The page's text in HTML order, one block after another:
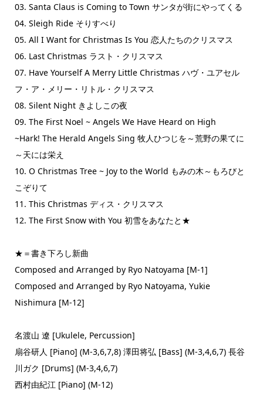
03. Santa Claus is Coming to Town サンタが街にやってくる
04. Sleigh Ride そりすべり
05. All I Want for Christmas Is You 恋人たちのクリスマス
06. Last Christmas ラスト・クリスマス
07. Have Yourself A Merry Little Christmas ハヴ・ユアセル
フ・ア・メリー・リトル・クリスマス
08. Silent Night きよしこの夜
09. The First Noel ~ Angels We Have Heard on High
~Hark! The Herald Angels Sing 牧人ひつじを～荒野の果てに
～天には栄え
10. O Christmas Tree ~ Joy to the World もみの木～もろびと
こぞりて
11. This Christmas ディス・クリスマス
12. The First Snow with You 初雪をあなたと★
★＝書き下ろし新曲
Composed and Arranged by Ryo Natoyama [M-1]
Composed and Arranged by Ryo Natoyama, Yukie
Nishimura [M-12]
名渡山 遼 [Ukulele, Percussion]
扇谷研人 [Piano] (M-3,6,7,8) 澤田将弘 [Bass] (M-3,4,6,7) 長谷
川ガク [Drums] (M-3,4,6,7)
西村由紀江 [Piano] (M-12)